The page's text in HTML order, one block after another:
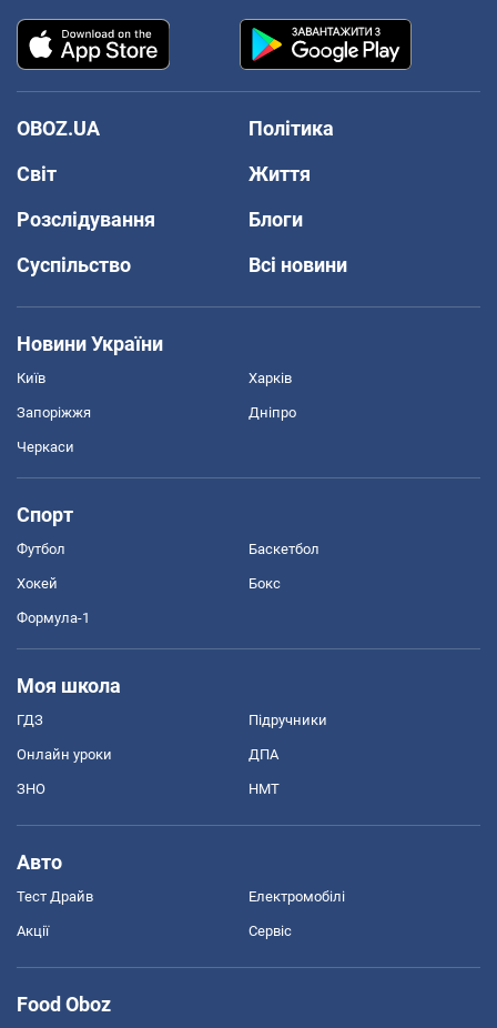
OBOZ.UA
Політика
Світ
Життя
Розслідування
Блоги
Суспільство
Всі новини
Новини України
Київ Харків
Запоріжжя Дніпро
Черкаси
Спорт
Футбол Баскетбол
Хокей Бокс
Формула-1
Моя школа
ГДЗ Підручники
Онлайн уроки ДПА
ЗНО НМТ
Авто
Тест Драйв Електромобілі
Акції Сервіс
Food Oboz